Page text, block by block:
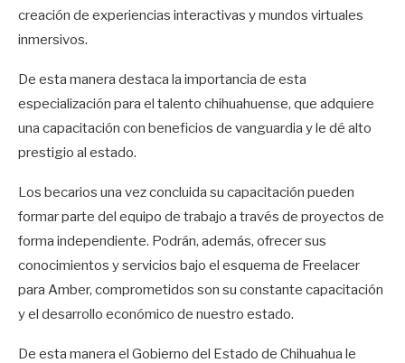
creación de experiencias interactivas y mundos virtuales
inmersivos.
De esta manera destaca la importancia de esta
especialización para el talento chihuahuense, que adquiere
una capacitación con beneficios de vanguardia y le dé alto
prestigio al estado.
Los becarios una vez concluida su capacitación pueden
formar parte del equipo de trabajo a través de proyectos de
forma independiente. Podrán, además, ofrecer sus
conocimientos y servicios bajo el esquema de Freelacer
para Amber, comprometidos son su constante capacitación
y el desarrollo económico de nuestro estado.
De esta manera el Gobierno del Estado de Chihuahua le